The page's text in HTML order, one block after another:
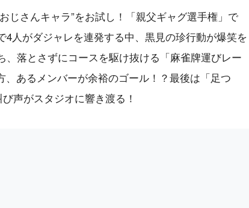
じさんキャラ”をお試し！「親父ギャグ選手権」で
人がダジャレを連発する中、黒見の珍行動が爆笑を
落とさずにコースを駆け抜ける「麻雀牌運びレー
あるメンバーが余裕のゴール！？最後は「足つ
声がスタジオに響き渡る！